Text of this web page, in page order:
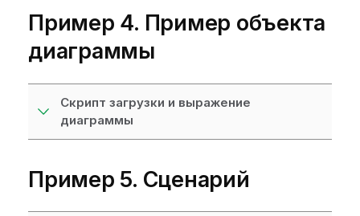
Пример 4. Пример объекта
диаграммы
Скрипт загрузки и выражение
диаграммы
Пример 5. Сценарий